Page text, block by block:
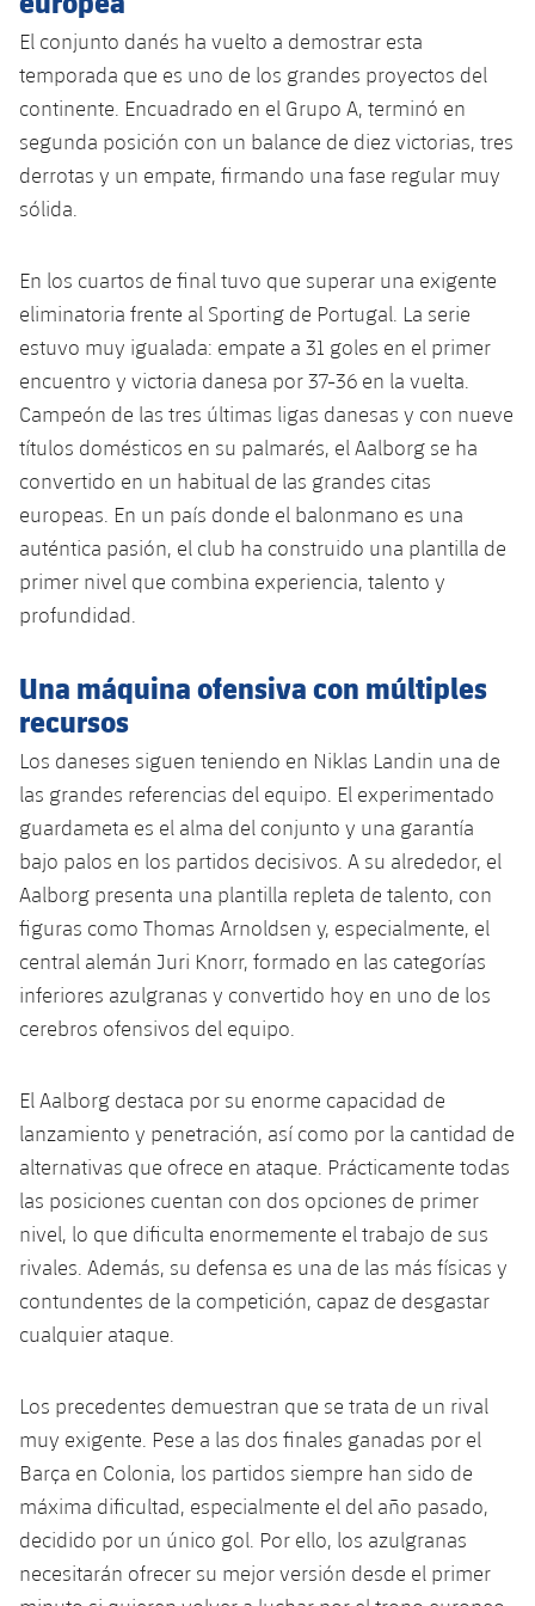
El conjunto danés ha vuelto a demostrar esta
temporada que es uno de los grandes proyectos del
continente. Encuadrado en el Grupo A, terminó en
segunda posición con un balance de diez victorias, tres
derrotas y un empate, firmando una fase regular muy
sólida.
En los cuartos de final tuvo que superar una exigente
eliminatoria frente al Sporting de Portugal. La serie
estuvo muy igualada: empate a 31 goles en el primer
encuentro y victoria danesa por 37-36 en la vuelta.
Campeón de las tres últimas ligas danesas y con nueve
títulos domésticos en su palmarés, el Aalborg se ha
convertido en un habitual de las grandes citas
europeas. En un país donde el balonmano es una
auténtica pasión, el club ha construido una plantilla de
primer nivel que combina experiencia, talento y
profundidad.
Una máquina ofensiva con múltiples
recursos
Los daneses siguen teniendo en Niklas Landin una de
las grandes referencias del equipo. El experimentado
guardameta es el alma del conjunto y una garantía
bajo palos en los partidos decisivos. A su alrededor, el
Aalborg presenta una plantilla repleta de talento, con
figuras como Thomas Arnoldsen y, especialmente, el
central alemán Juri Knorr, formado en las categorías
inferiores azulgranas y convertido hoy en uno de los
cerebros ofensivos del equipo.
El Aalborg destaca por su enorme capacidad de
lanzamiento y penetración, así como por la cantidad de
alternativas que ofrece en ataque. Prácticamente todas
las posiciones cuentan con dos opciones de primer
nivel, lo que dificulta enormemente el trabajo de sus
rivales. Además, su defensa es una de las más físicas y
contundentes de la competición, capaz de desgastar
cualquier ataque.
Los precedentes demuestran que se trata de un rival
muy exigente. Pese a las dos finales ganadas por el
Barça en Colonia, los partidos siempre han sido de
máxima dificultad, especialmente el del año pasado,
decidido por un único gol. Por ello, los azulgranas
necesitarán ofrecer su mejor versión desde el primer